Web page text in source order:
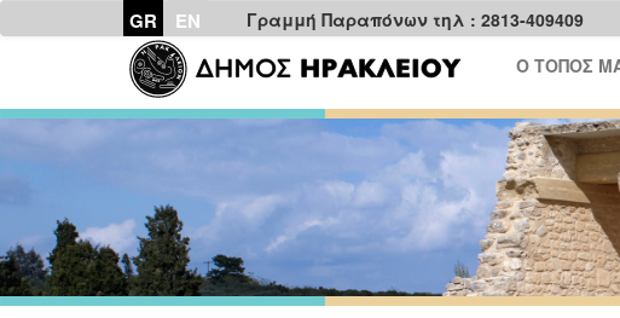
GR EN Γραμμή Παραπόνων τηλ : 2813-409409
Ο ΤΟΠΟΣ